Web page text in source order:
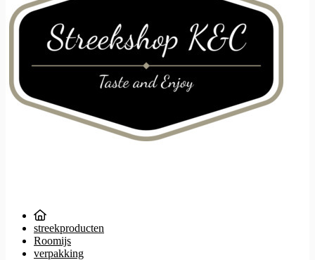
streekproducten
Roomijs
verpakking